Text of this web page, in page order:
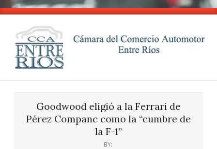
Skip
content
CCA
Entre
Ríos
Goodwood eligió a la Ferrari de
Pérez Companc como la “cumbre de
la F-1”
BY: